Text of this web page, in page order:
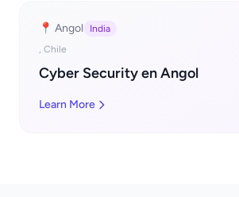
📍 Angol
India
, Chile
Cyber Security en Angol
Learn More